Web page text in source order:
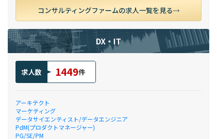
コンサルティングファームの求人一覧を見る
DX・IT
求人数 1449件
アーキテクト
マーケティング
データサイエンティスト/データエンジニア
PdM(プロダクトマネージャー)
PG/SE/PM